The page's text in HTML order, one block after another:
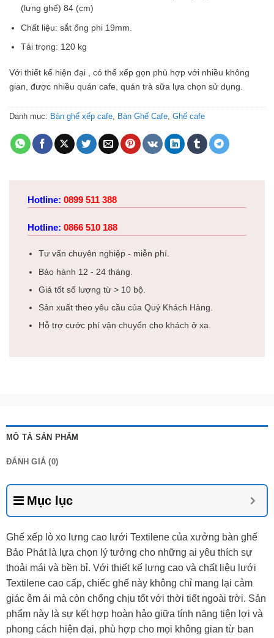
(lưng ghế) 84 (cm)
Chất liệu: sắt ống phi 19mm.
Tải trọng: 120 kg
Với thiết kế hiện đại , có thể xếp gọn phù hợp với nhiều không
gian, được nhiều quán cafe, quán trà sữa lựa chọn sử dụng.
Danh mục: Bàn ghế xếp cafe Bàn Ghế Cafe Ghế cafe
Hotline: 0899 511 388
Hotline: 0866 510 188
Tư vấn chuyên nghiệp - miễn phí.
Bảo hành 12 - 24 tháng.
Giá tốt số lượng từ > 10 bộ.
Sản xuất theo yêu cầu của Quý Khách Hàng.
Hỗ trợ cước phí vận chuyển cho khách ở xa.
MÔ TẢ SẢN PHẨM
ĐÁNH GIÁ (0)
Mục lục
Ghế xếp lò xo lưng cao lưới Textilene của xưởng bàn ghế
Bảo Phát là lựa chọn lý tưởng cho những ai yêu thích sự
thoải mái và bền bỉ. Với thiết kế lưng cao và chất liệu lưới
Textilene cao cấp, chiếc ghế này không chỉ mang lại cảm
giác êm ái mà còn chống chịu tốt với thời tiết ngoài trời. Sản
phẩm này là sự kết hợp hoàn hảo giữa tính năng tiện lợi và
phong cách hiện đại, phù hợp cho mọi không gian từ ban